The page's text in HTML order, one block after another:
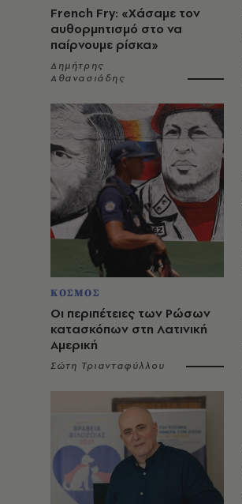
French Fry: «Χάσαμε τον
αυθορμητισμό στο να
παίρνουμε ρίσκα»
Δημήτρης
Αθανασιάδης
ΚΟΣΜΟΣ
Οι περιπέτειες των Ρώσων
κατασκόπων στη Λατινική
Αμερική
Σώτη Τριανταφύλλου